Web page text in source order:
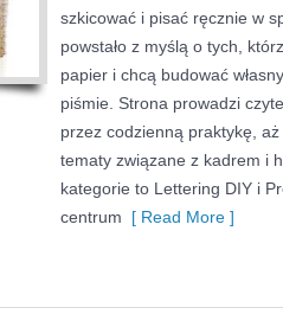
szkicować i pisać ręcznie w
powstało z myślą o tych,
papier i chcą budować
piśmie. Strona prowadzi
przez codzienną praktykę,
tematy związane z kadrem i
kategorie to Lettering DIY i
centrum [ Read More ]